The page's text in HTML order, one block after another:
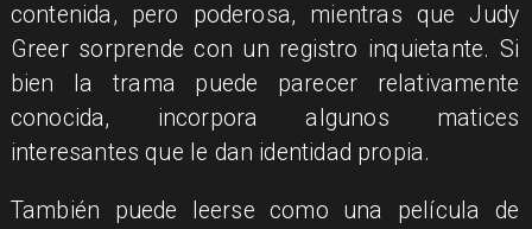
contenida, pero poderosa, mientras que Judy
Greer sorprende con un registro inquietante. Si
bien la trama puede parecer relativamente
conocida, incorpora algunos matices
interesantes que le dan identidad propia.
También puede leerse como una película de